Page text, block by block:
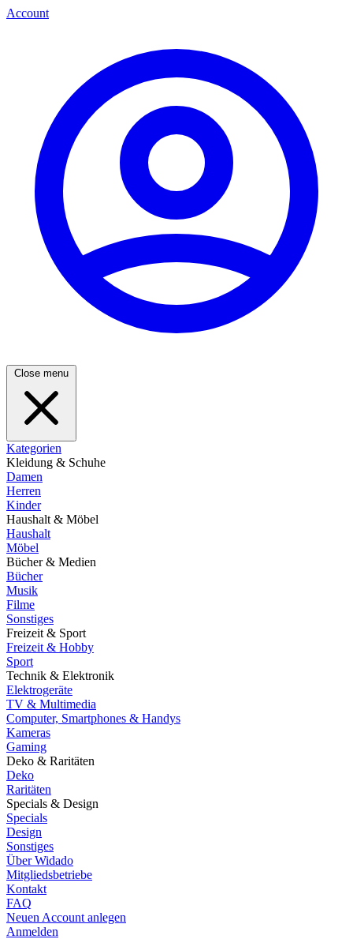
Account
Close menu
Kategorien
Kleidung & Schuhe
Damen
Herren
Kinder
Haushalt & Möbel
Haushalt
Möbel
Bücher & Medien
Bücher
Musik
Filme
Sonstiges
Freizeit & Sport
Freizeit & Hobby
Sport
Technik & Elektronik
Elektrogeräte
TV & Multimedia
Computer, Smartphones & Handys
Kameras
Gaming
Deko & Raritäten
Deko
Raritäten
Specials & Design
Specials
Design
Sonstiges
Über Widado
Mitgliedsbetriebe
Kontakt
FAQ
Neuen Account anlegen
Anmelden